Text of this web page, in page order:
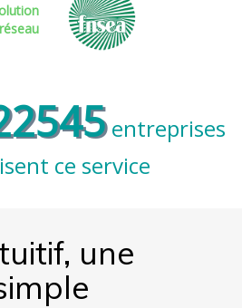
entreprises
ce service
une